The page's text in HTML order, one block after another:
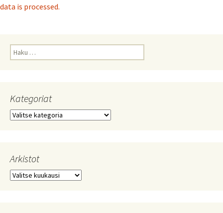
data is processed.
Haku:
Kategoriat
Kategoriat
Arkistot
Arkistot